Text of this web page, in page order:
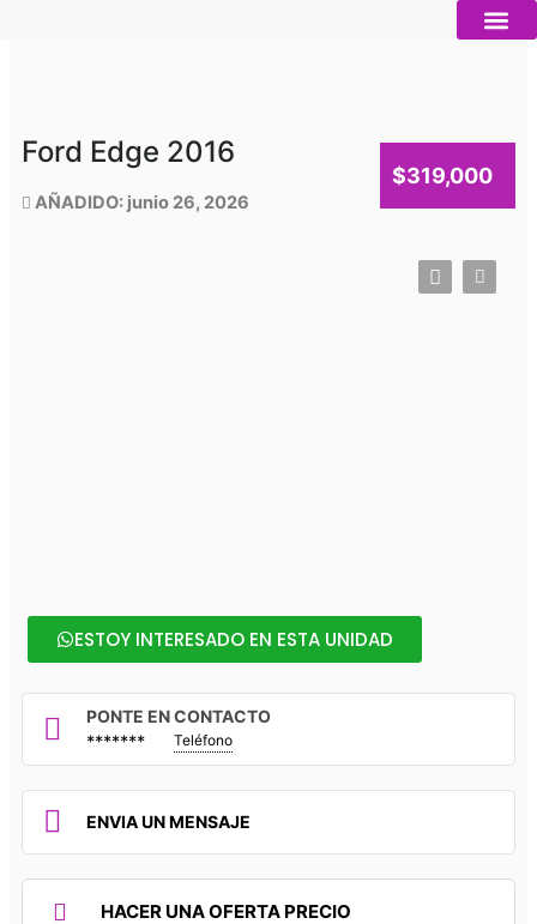
Ford Edge 2016
AÑADIDO: junio 26, 2026
$319,000
ESTOY INTERESADO EN ESTA UNIDAD
PONTE EN CONTACTO
******* Teléfono
ENVIA UN MENSAJE
HACER UNA OFERTA PRECIO